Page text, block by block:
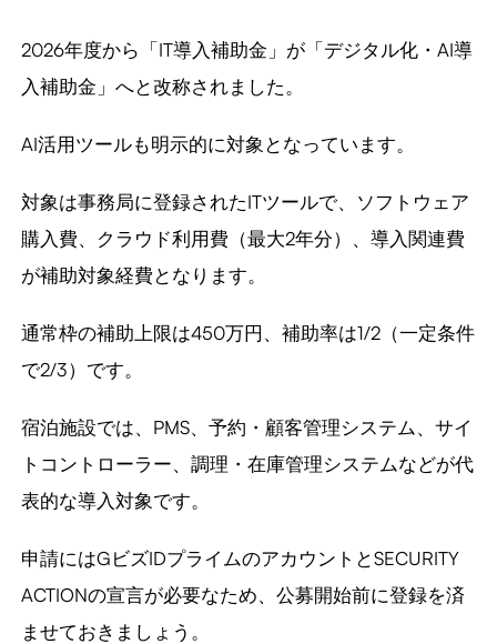
2026年度から「IT導入補助金」が「デジタル化・AI導
入補助金」へと改称されました。
AI活用ツールも明示的に対象となっています。
対象は事務局に登録されたITツールで、ソフトウェア
購入費、クラウド利用費（最大2年分）、導入関連費
が補助対象経費となります。
通常枠の補助上限は450万円、補助率は1/2（一定条件
で2/3）です。
宿泊施設では、PMS、予約・顧客管理システム、サイ
トコントローラー、調理・在庫管理システムなどが代
表的な導入対象です。
申請にはGビズIDプライムのアカウントとSECURITY
ACTIONの宣言が必要なため、公募開始前に登録を済
ませておきましょう。